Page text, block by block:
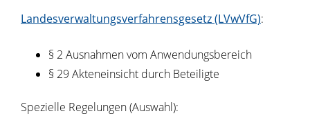
Landesverwaltungsverfahrensgesetz (LVwVfG):
§ 2 Ausnahmen vom Anwendungsbereich
§ 29 Akteneinsicht durch Beteiligte
Spezielle Regelungen (Auswahl):